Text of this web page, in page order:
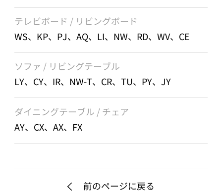
テレビボード / リビングボード
WS、KP、PJ、AQ、LI、NW、RD、WV、CE
ソファ / リビングテーブル
LY、CY、IR、NW-T、CR、TU、PY、JY
ダイニングテーブル / チェア
AY、CX、AX、FX
前のページに戻る